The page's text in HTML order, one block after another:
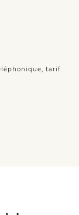
tarif